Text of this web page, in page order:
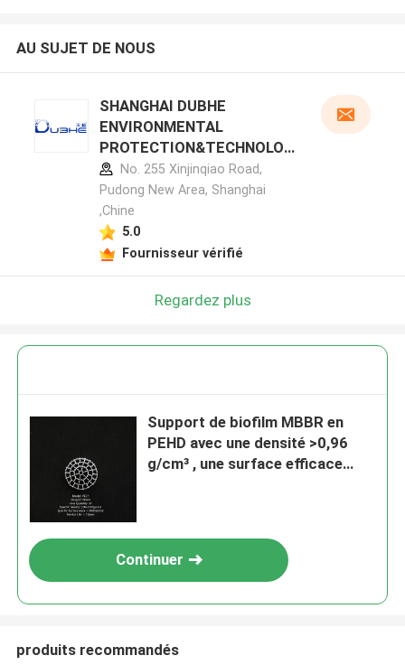
AU SUJET DE NOUS
SHANGHAI DUBHE
ENVIRONMENTAL
PROTECTION&TECHNOLOG
Y CO.,LTD profil du fabricant
No. 255 Xinjinqiao Road,
Pudong New Area, Shanghai
,Chine
5.0
Fournisseur vérifié
Regardez plus
Support de biofilm MBBR en
PEHD avec une densité >0,96
g/cm³ , une surface efficace
Continuer
produits recommandés